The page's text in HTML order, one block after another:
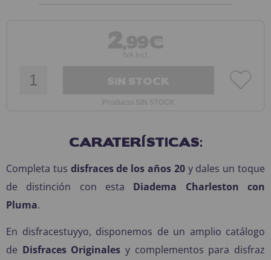
2,99€
IVA Incl.
CARATERÍSTICAS:
Completa tus disfraces de los años 20y dales un toque
de distinción con esta Diadema Charleston con
Pluma.
En disfracestuyyo, disponemos de un amplio catálogo
de Disfraces Originales y complementos para disfraz